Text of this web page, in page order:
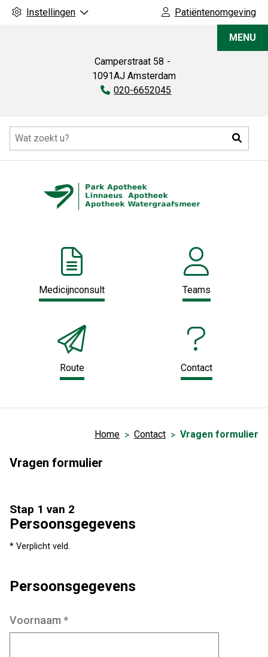
Instellingen Patiëntenomgeving
Camperstraat 58
1091AJ Amsterdam
Tel:
020-6652045
MENU
Medicijnconsult Teams
Route Contact
Home Contact Vragen formulier
Vragen formulier
Stap 1 van 2
Persoonsgegevens
* Verplicht veld.
Persoonsgegevens
Voornaam *